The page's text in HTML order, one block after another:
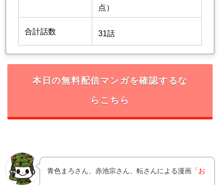
点）
合計話数 31話
本日の無料配信マンガを確認するな
らこちら
青色まろさん、赤池宗さん、転さんによる漫画 「お